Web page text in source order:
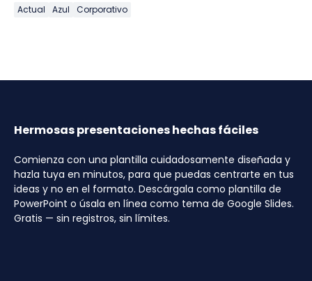
Actual Azul Corporativo
Hermosas presentaciones hechas fáciles
Comienza con una plantilla cuidadosamente diseñada y
hazla tuya en minutos, para que puedas centrarte en tus
ideas y no en el formato. Descárgala como plantilla de
PowerPoint o úsala en línea como tema de Google Slides.
Gratis — sin registros, sin límites.